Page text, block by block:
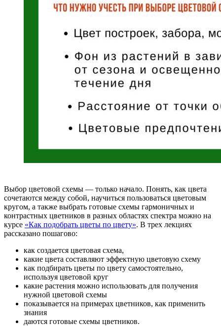
Выбор цветовой схемы — только начало. Понять, как цвета
сочетаются между собой, научиться пользоваться цветовым
кругом, а также выбрать готовые схемы гармоничных и
контрастных цветников в разных областях спектра можно на
курсе «Как подобрать цветы по цвету». В трех лекциях
рассказано пошагово:
как создается цветовая схема,
какие цвета составляют эффектную цветовую схему
как подбирать цветы по цвету самостоятельно,
используя цветовой круг
какие растения можно использовать для получения
нужной цветовой схемы
показывается на примерах цветников, как применить
знания
даются готовые схемы цветников.